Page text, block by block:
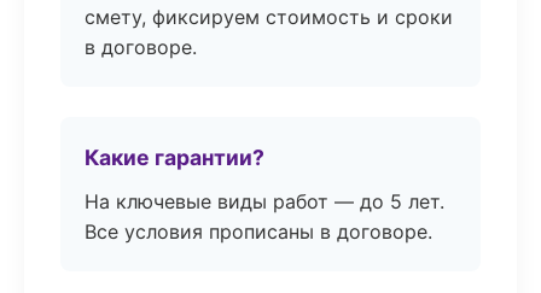
смету, фиксируем стоимость и сроки
в договоре.
Какие гарантии?
На ключевые виды работ — до 5 лет.
Все условия прописаны в договоре.